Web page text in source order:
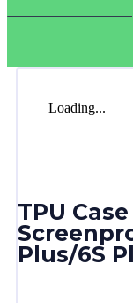
Loading...
TPU
Plus/6S